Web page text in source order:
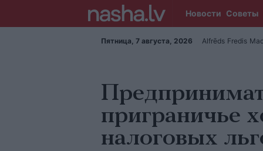
Новости Советы
Пятница, 7 августа, 2026 Alfrēds Fredis
приграничье
налоговых